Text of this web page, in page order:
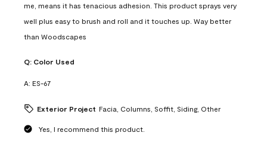
me, means it has tenacious adhesion. This product sprays very
well plus easy to brush and roll and it touches up. Way better
than Woodscapes
Q: Color Used
A: ES-67
Exterior Project Facia, Columns, Soffit, Siding, Other
Yes, I recommend this product.